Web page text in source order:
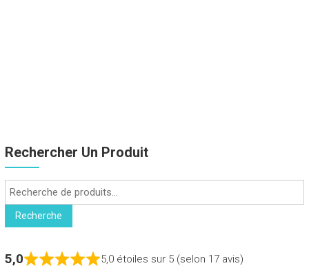
Rechercher Un Produit
Recherche
pour :
Recherche
5,0 5,0 étoiles sur 5 (selon 17 avis)